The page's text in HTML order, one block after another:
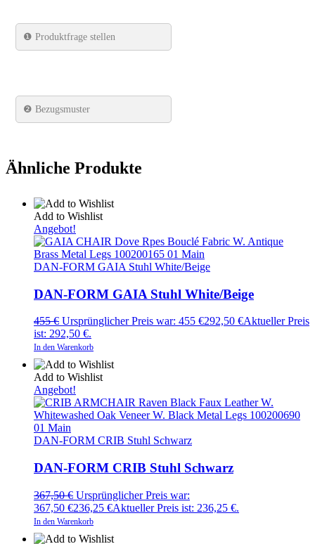
❶ Produktfrage stellen
❷ Bezugsmuster
Ähnliche Produkte
Add to Wishlist
Angebot!
DAN-FORM GAIA Stuhl White/Beige
DAN-FORM GAIA Stuhl White/Beige
455€ Ursprünglicher Preis war: 455 €292,50 €Aktueller Preis
ist: 292,50 €.
In den Warenkorb
Add to Wishlist
Angebot!
DAN-FORM CRIB Stuhl Schwarz
DAN-FORM CRIB Stuhl Schwarz
367,50€ Ursprünglicher Preis war:
367,50 €236,25 €Aktueller Preis ist: 236,25 €.
In den Warenkorb